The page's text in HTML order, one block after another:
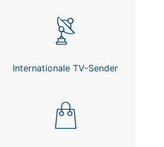
Internationale TV-Sender